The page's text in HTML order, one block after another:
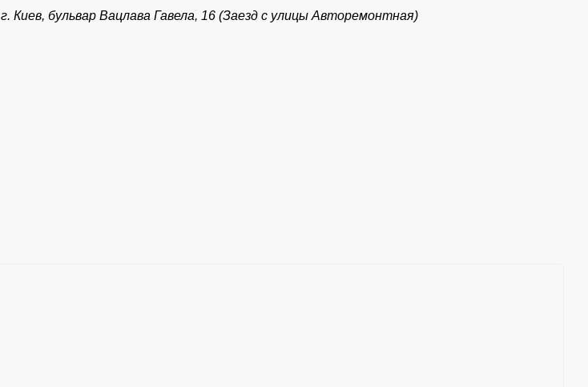
г. Киев, бульвар Вацлава Гавела, 16 (Заезд с улицы Авторемонтная)